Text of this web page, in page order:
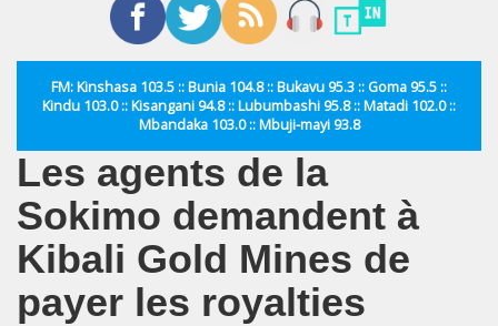
FM: Kinshasa 103.5 :: Bunia 104.8 :: Bukavu 95.3 :: Goma 95.5 ::
Kindu 103.0 :: Kisangani 94.8 :: Lubumbashi 95.8 :: Matadi 102.0 ::
Mbandaka 103.0 :: Mbuji-mayi 93.8
Les agents de la
Sokimo demandent à
Kibali Gold Mines de
payer les royalties